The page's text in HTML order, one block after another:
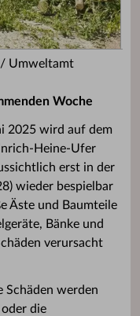
Umweltamt
Woche
2025 wird auf dem
Heine-Ufer
erst in der
wieder bespielbar
Äste und Baumteile
Bänke und
verursacht
Schäden werden
die